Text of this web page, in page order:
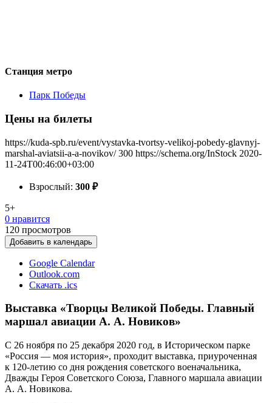
Станция метро
Парк Победы
Цены на билеты
https://kuda-spb.ru/event/vystavka-tvortsy-velikoj-pobedy-glavnyj-
marshal-aviatsii-a-a-novikov/ 300 https://schema.org/InStock 2020-
11-24T00:46:00+03:00
Взрослый: 300 ₽
5+
0 нравится
120 просмотров
Добавить в календарь
Google Calendar
Outlook.com
Скачать .ics
Выставка «Творцы Великой Победы. Главный
маршал авиации А. А. Новиков»
С 26 ноября по 25 декабря 2020 год, в Историческом парке
«Россия — моя история», проходит выставка, приуроченная
к 120-летию со дня рождения советского военачальника,
Дважды Героя Советского Союза, Главного маршала авиации
А. А. Новикова.